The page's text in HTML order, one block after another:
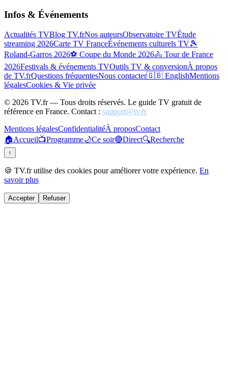
Infos & Événements
Actualités TVBlog TV.frNos auteursObservatoire TVÉtude
streaming 2026Carte TV FranceÉvénements culturels TV🎾
Roland-Garros 2026⚽ Coupe du Monde 2026🚴 Tour de France
2026Festivals & événements TVOutils TV & conversionÀ propos
de TV.frQuestions fréquentesNous contacter🇬🇧 EnglishMentions
légalesCookies & Vie privée
© 2026 TV.fr — Tous droits réservés. Le guide TV gratuit de
référence en France. Contact : support@tv.fr
Mentions légalesConfidentialitéÀ proposContact
🏠Accueil📺Programme🌙Ce soir🔴Direct🔍Recherche
↑
🍪 TV.fr utilise des cookies pour améliorer votre expérience. En
savoir plus
Accepter Refuser